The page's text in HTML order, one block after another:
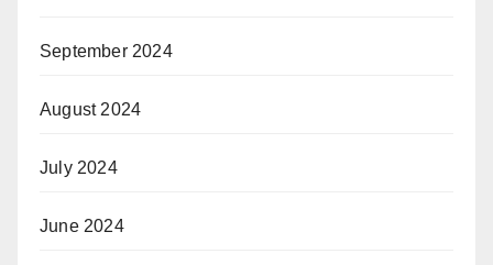
September 2024
August 2024
July 2024
June 2024